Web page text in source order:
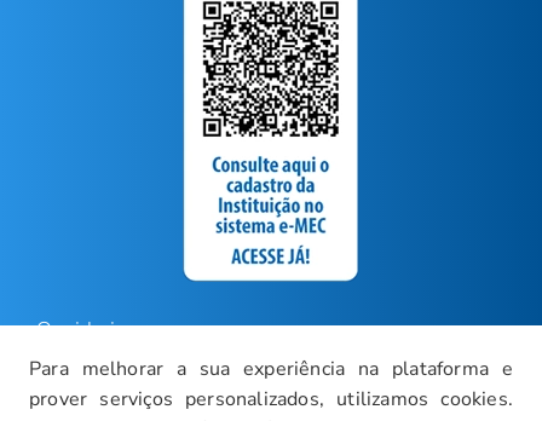
Para melhorar a sua experiência na plataforma e
prover serviços personalizados, utilizamos cookies.
Ouvidoria
Carreiras